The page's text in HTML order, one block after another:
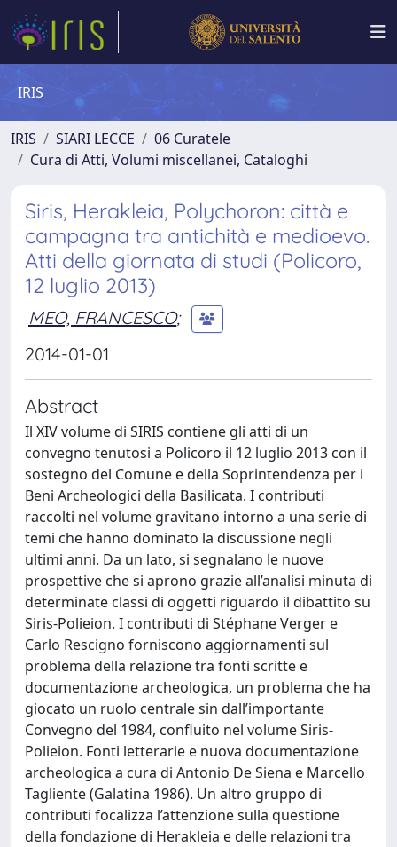
IRIS
IRIS SIARI LECCE
06 Curatele
Cura di Atti, Volumi miscellanei, Cataloghi
Siris, Herakleia, Polychoron: città e
campagna tra antichità e medioevo.
Atti della giornata di studi (Policoro,
12 luglio 2013)
MEO, FRANCESCO;
2014-01-01
Abstract
Il XIV volume di SIRIS contiene gli atti di un
convegno tenutosi a Policoro il 12 luglio 2013 con il
sostegno del Comune e della Soprintendenza per i
Beni Archeologici della Basilicata. I contributi
raccolti nel volume gravitano intorno a una serie di
temi che hanno dominato la discussione negli
ultimi anni. Da un lato, si segnalano le nuove
prospettive che si aprono grazie all’analisi minuta di
determinate classi di oggetti riguardo il dibattito su
Siris-Polieion. I contributi di Stéphane Verger e
Carlo Rescigno forniscono aggiornamenti sul
problema della relazione tra fonti scritte e
documentazione archeologica, un problema che ha
giocato un ruolo centrale sin dall’importante
Convegno del 1984, confluito nel volume Siris-
Polieion. Fonti letterarie e nuova documentazione
archeologica a cura di Antonio De Siena e Marcello
Tagliente (Galatina 1986). Un altro gruppo di
contributi focalizza l’attenzione sulla questione
della fondazione di Herakleia e delle relazioni tra